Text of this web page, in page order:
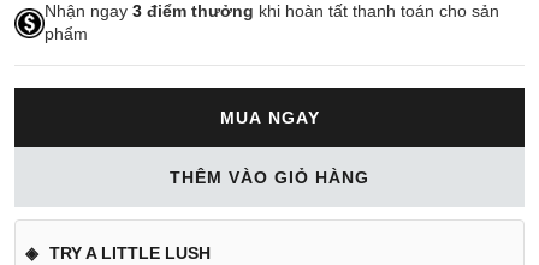
Nhận ngay 3 điểm thưởng khi hoàn tất thanh toán cho sản
phẩm
MUA NGAY
THÊM VÀO GIỎ HÀNG
TRY A LITTLE LUSH